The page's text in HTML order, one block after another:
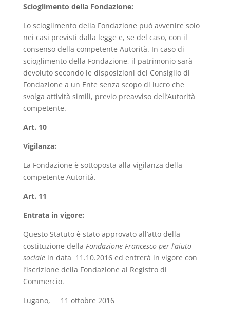
Scioglimento della Fondazione:
Lo scioglimento della Fondazione può avvenire solo
nei casi previsti dalla legge e, se del caso, con il
consenso della competente Autorità. In caso di
scioglimento della Fondazione, il patrimonio sarà
devoluto secondo le disposizioni del Consiglio di
Fondazione a un Ente senza scopo di lucro che
svolga attività simili, previo preavviso dell’Autorità
competente.
Art. 10
Vigilanza:
La Fondazione è sottoposta alla vigilanza della
competente Autorità.
Art. 11
Entrata in vigore:
Questo Statuto è stato approvato all’atto della
costituzione della Fondazione Francesco per l’aiuto
socialein data 11.10.2016 ed entrerà in vigore con
l’iscrizione della Fondazione al Registro di
Commercio.
Lugano, 11 ottobre 2016